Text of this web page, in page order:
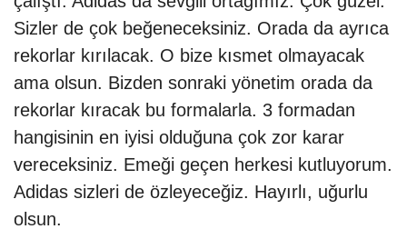
Sizler de çok beğeneceksiniz. Orada da ayrıca
rekorlar kırılacak. O bize kısmet olmayacak
ama olsun. Bizden sonraki yönetim orada da
rekorlar kıracak bu formalarla. 3 formadan
hangisinin en iyisi olduğuna çok zor karar
vereceksiniz. Emeği geçen herkesi kutluyorum.
Adidas sizleri de özleyeceğiz. Hayırlı, uğurlu
olsun.